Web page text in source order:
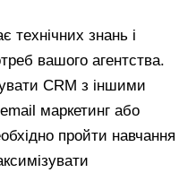
технічних знань і
вашого агентства.
CRM з іншими
маркетинг або
пройти навчання